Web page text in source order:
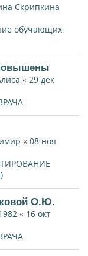
Скрипкина
обучающих
« 29 дек
« 08 ноя
О.Ю.
« 16 окт